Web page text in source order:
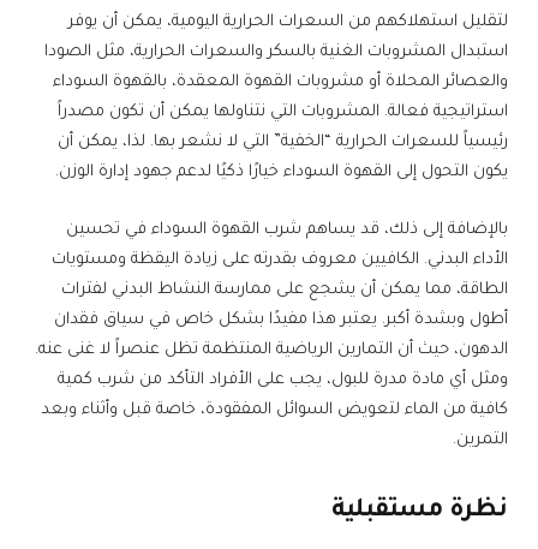
لتقليل استهلاكهم من السعرات الحرارية اليومية، يمكن أن يوفر
استبدال المشروبات الغنية بالسكر والسعرات الحرارية، مثل الصودا
والعصائر المحلاة أو مشروبات القهوة المعقدة، بالقهوة السوداء
استراتيجية فعالة. المشروبات التي نتناولها يمكن أن تكون مصدراً
رئيسياً للسعرات الحرارية “الخفية” التي لا نشعر بها. لذا، يمكن أن
يكون التحول إلى القهوة السوداء خيارًا ذكيًا لدعم جهود إدارة الوزن.
بالإضافة إلى ذلك، قد يساهم شرب القهوة السوداء في تحسين
الأداء البدني. الكافيين معروف بقدرته على زيادة اليقظة ومستويات
الطاقة، مما يمكن أن يشجع على ممارسة النشاط البدني لفترات
أطول وبشدة أكبر. يعتبر هذا مفيدًا بشكل خاص في سياق فقدان
الدهون، حيث أن التمارين الرياضية المنتظمة تظل عنصراً لا غنى عنه.
ومثل أي مادة مدرة للبول، يجب على الأفراد التأكد من شرب كمية
كافية من الماء لتعويض السوائل المفقودة، خاصة قبل وأثناء وبعد
التمرين.
نظرة مستقبلية